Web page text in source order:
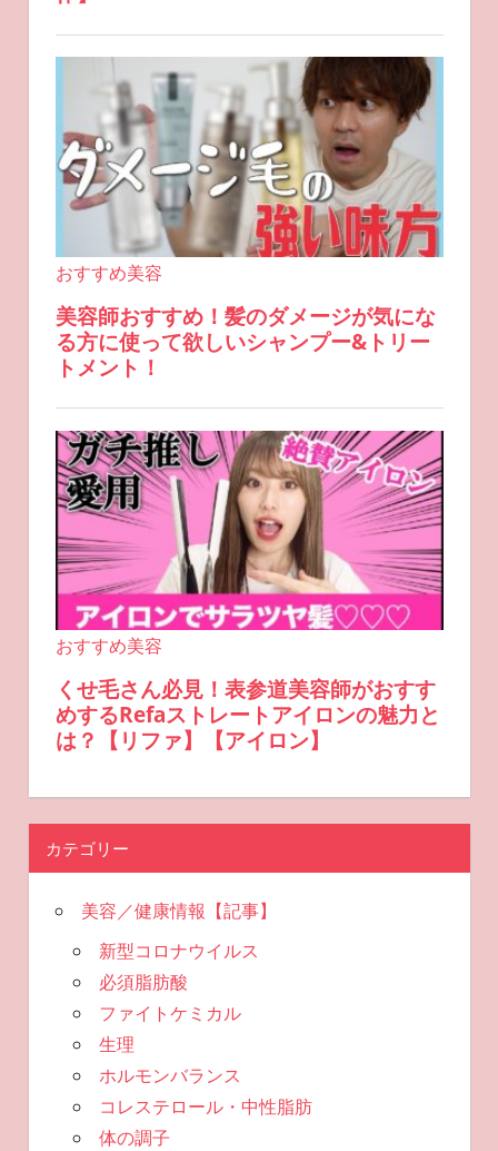
カテゴリー
美容／健康情報【記事】
新型コロナウイルス
必須脂肪酸
ファイトケミカル
生理
ホルモンバランス
コレステロール・中性脂肪
体の調子